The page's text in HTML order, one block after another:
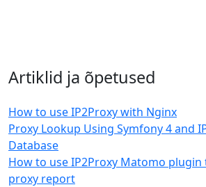
Artiklid ja õpetused
How to use IP2Proxy with Nginx
Proxy Lookup Using Symfony 4 and
Database
How to use IP2Proxy Matomo
proxy report